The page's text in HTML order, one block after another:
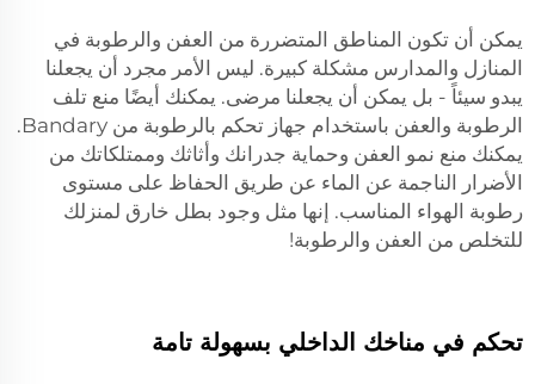
يمكن أن تكون المناطق المتضررة من العفن والرطوبة في
المنازل والمدارس مشكلة كبيرة. ليس الأمر مجرد أن يجعلنا
يبدو سيئاً - بل يمكن أن يجعلنا مرضى. يمكنك أيضًا منع تلف
الرطوبة والعفن باستخدام جهاز تحكم بالرطوبة من Bandary.
يمكنك منع نمو العفن وحماية جدرانك وأثاثك وممتلكاتك من
الأضرار الناجمة عن الماء عن طريق الحفاظ على مستوى
رطوبة الهواء المناسب. إنها مثل وجود بطل خارق لمنزلك
للتخلص من العفن والرطوبة!
تحكم في مناخك الداخلي بسهولة تامة